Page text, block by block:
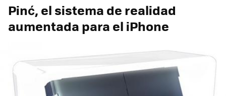
Pinć, el sistema de realidad
aumentada para el iPhone